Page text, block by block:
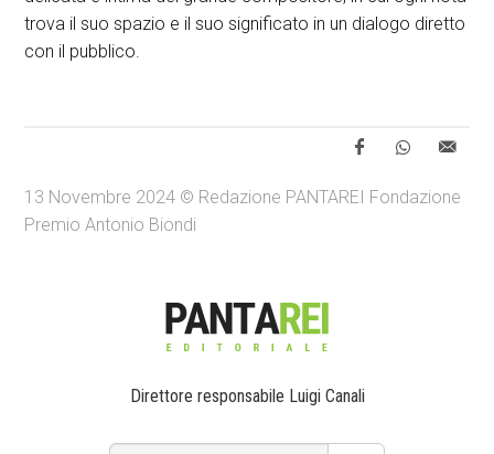
trova il suo spazio e il suo significato in un dialogo diretto
con il pubblico.
13 Novembre 2024 © Redazione PANTAREI Fondazione
Premio Antonio Biondi
Direttore responsabile Luigi Canali